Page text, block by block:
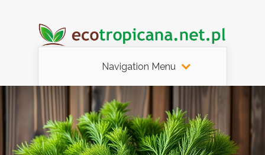
Navigation Menu